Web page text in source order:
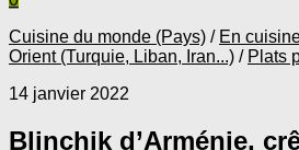
Cuisine du monde (Pays) / En
Orient (Turquie, Liban, Iran...) / Plats
14 janvier 2022
Blinchik d’Arménie,